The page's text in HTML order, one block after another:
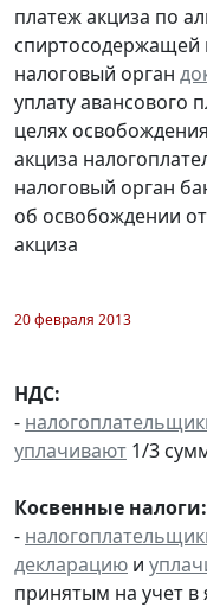
платеж акциза по
спиртосодержащей
налоговый орган
уплату авансового
целях
акциза
налоговый орган
об освобождении
акциза
20 февраля 2013
НДС:
-
уплачивают 1/3
Косвенные налоги:
-
декларацию и
принятым на учет в